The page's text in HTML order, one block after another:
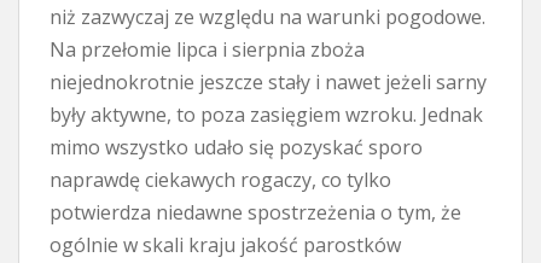
niż zazwyczaj ze względu na warunki pogodowe.
Na przełomie lipca i sierpnia zboża
niejednokrotnie jeszcze stały i nawet jeżeli sarny
były aktywne, to poza zasięgiem wzroku. Jednak
mimo wszystko udało się pozyskać sporo
naprawdę ciekawych rogaczy, co tylko
potwierdza niedawne spostrzeżenia o tym, że
ogólnie w skali kraju jakość parostków